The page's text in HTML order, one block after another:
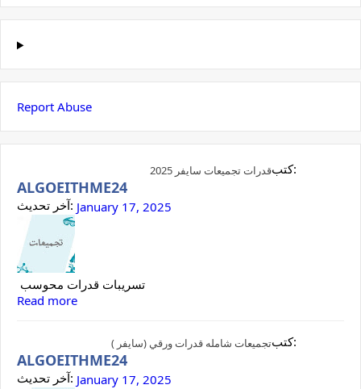
Report Abuse
قدرات تجميعات سايفر 2025 كتب:
ALGOEITHME24
آخر تحديث: January 17, 2025
Read more
تجميعات شامله قدرات ورقي (سايفر ) كتب:
ALGOEITHME24
آخر تحديث: January 17, 2025